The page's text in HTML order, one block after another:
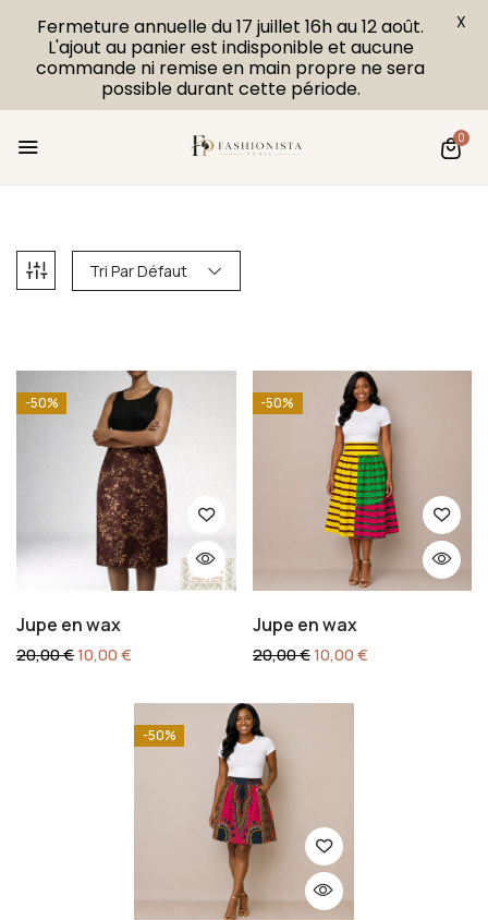
0
Tri Par Défaut
-50%
Jupe en wax
20,00€10,00€
-50%
Jupe en wax
20,00€10,00€
-50%
Fermeture annuelle du 17 juillet 16h au 12 août.
L'ajout au panier est indisponible et aucune
commande ni remise en main propre ne sera
possible durant cette période.
X